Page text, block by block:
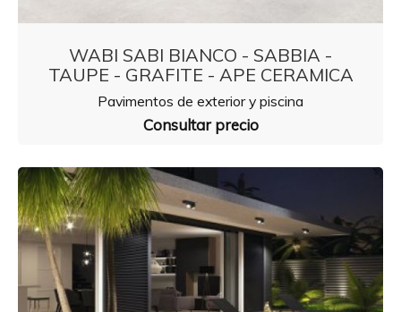
WABI SABI BIANCO - SABBIA -
TAUPE - GRAFITE - APE CERAMICA
Pavimentos de exterior y piscina
Consultar precio